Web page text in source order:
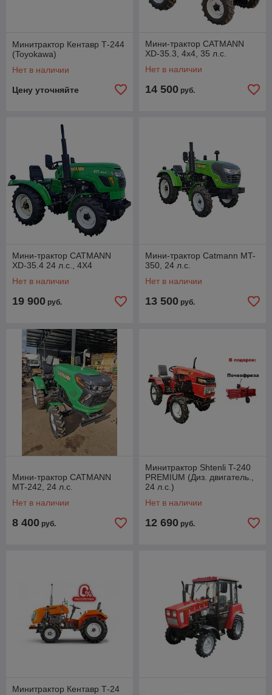
Минитрактор Кентавр Т-244
(Toyokawa)
Нет в наличии
Цену уточняйте
Мини-трактор CATMANN
XD-35.3, 4х4, 35 л.с.
Нет в наличии
14 500 руб.
Мини-трактор CATMANN
XD-35.4 24 л.с., 4Х4
Нет в наличии
19 900 руб.
Мини-трактор Catmann MT-
350, 24 л.с.
Нет в наличии
13 500 руб.
Мини-трактор CATMANN
MT-242, 24 л.с.
Нет в наличии
8 400 руб.
Минитрактор Shtenli T-240
PREMIUM (Диз. двигатель.,
24 л.с.)
Нет в наличии
12 690 руб.
Минитрактор Кентавр Т-24